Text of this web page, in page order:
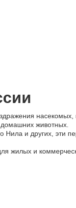
животных.
Нила и других,
жилых и